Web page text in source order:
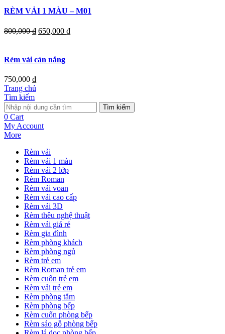
RÈM VẢI 1 MÀU – M01
800,000₫ 650,000 ₫
Rèm vải cản nắng
750,000 ₫
Trang chủ
Tìm kiếm
Tìm kiếm
0 Cart
My Account
More
Rèm vải
Rèm vải 1 màu
Rèm vải 2 lớp
Rèm Roman
Rèm vải voan
Rèm vải cao cấp
Rèm vải 3D
Rèm thêu nghệ thuật
Rèm vải giá rẻ
Rèm gia đình
Rèm phòng khách
Rèm phòng ngủ
Rèm trẻ em
Rèm Roman trẻ em
Rèm cuốn trẻ em
Rèm vải trẻ em
Rèm phòng tắm
Rèm phòng bếp
Rèm cuốn phòng bếp
Rèm sáo gỗ phòng bếp